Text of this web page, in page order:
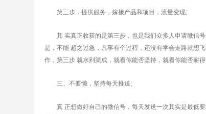
第三步，提供服务，嫁接产品和项目，流量变现;
其 实真正收获的是第三步，也是我们众多人申请微信号
是，不能 超之过急，凡事有个过程，还没有学会走路就想
作，第三步 就水到渠成，就看你能否坚持，就看你能否耐得
三、不要懒，坚持每天推送;
真 正想做好自己的微信号，每天发送一次其实是最低要